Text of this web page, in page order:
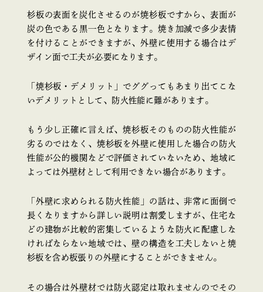
杉板の表面を炭化させるのが焼杉板ですから、表面が
炭の色である黒一色となります。焼き加減で多少表情
を付けることができますが、外壁に使用する場合はデ
ザイン面で工夫が必要になります。
「焼杉板・デメリット」でググってもあまり出てこな
いデメリットとして、防火性能に難があります。
もう少し正確に言えば、焼杉板そのものの防火性能が
劣るのではなく、焼杉板を外壁に使用した場合の防火
性能が公的機関などで評価されていないため、地域に
よっては外壁材として利用できない場合があります。
「外壁に求められる防火性能」の話は、非常に面倒で
長くなりますから詳しい説明は割愛しますが、住宅な
どの建物が比較的密集しているような防火に配慮しな
ければならない地域では、壁の構造を工夫しないと焼
杉板を含め板張りの外壁にすることができません。
その場合は外壁材では防火認定は取れませんのでその